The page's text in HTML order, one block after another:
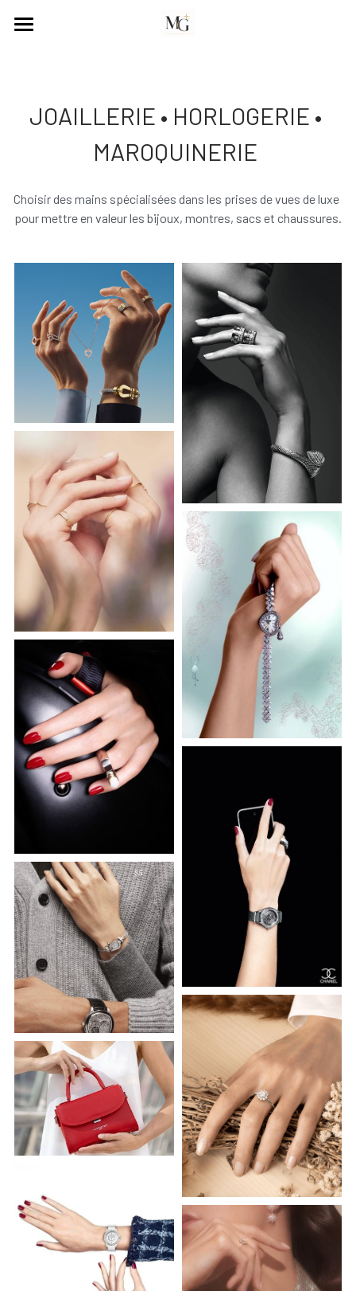
SOIN
VIE QUOTIDIENNE
VIDÉOS
MENSURATIONS
CONTACT
JOAILLERIE •⁠ HORLOGERIE •⁠
MAROQUINERIE
Choisir des mains spécialisées dans les prises de vues de luxe
pour mettre en valeur les bijoux, montres, sacs et chaussures.